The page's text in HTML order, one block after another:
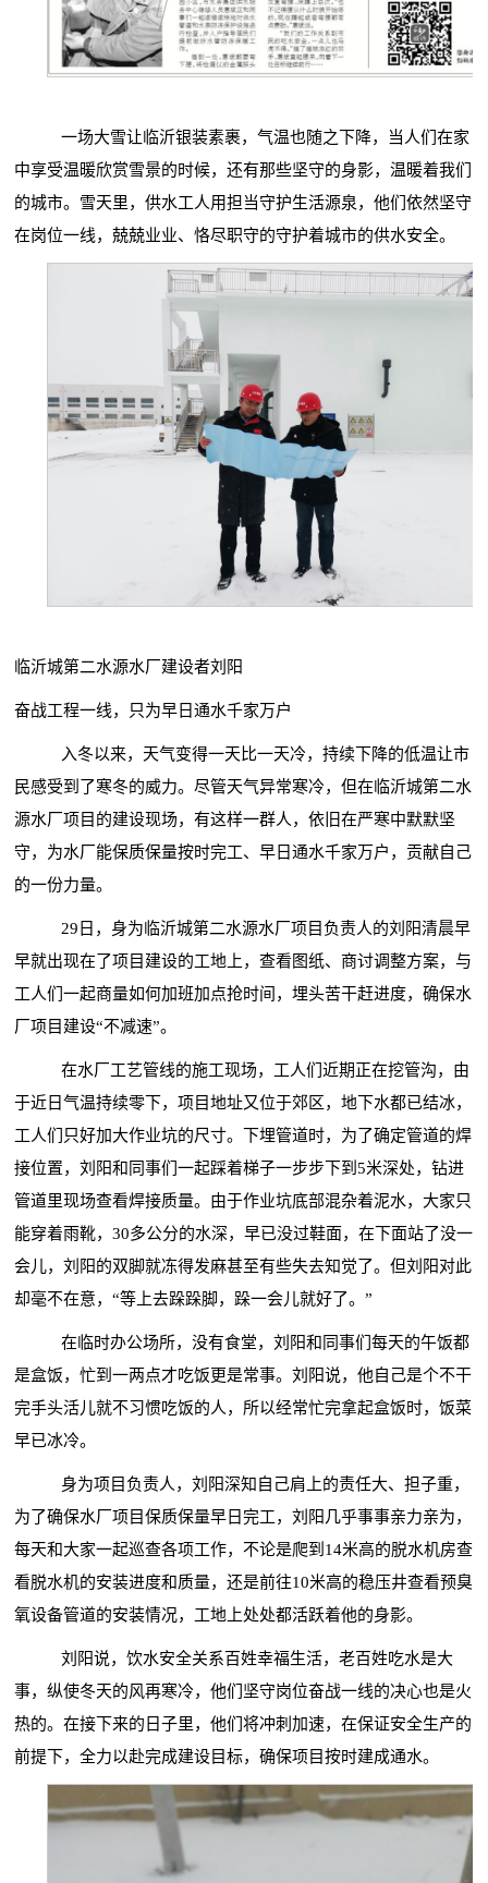
一场大雪让临沂银装素裹，气温也随之下降，当人们在家
中享受温暖欣赏雪景的时候，还有那些坚守的身影，温暖着我们
的城市。雪天里，供水工人用担当守护生活源泉，他们依然坚守
在岗位一线，兢兢业业、恪尽职守的守护着城市的供水安全。
临沂城第二水源水厂建设者刘阳
奋战工程一线，只为早日通水千家万户
入冬以来，天气变得一天比一天冷，持续下降的低温让市
民感受到了寒冬的威力。尽管天气异常寒冷，但在临沂城第二水
源水厂项目的建设现场，有这样一群人，依旧在严寒中默默坚
守，为水厂能保质保量按时完工、早日通水千家万户，贡献自己
的一份力量。
29日，身为临沂城第二水源水厂项目负责人的刘阳清晨早
早就出现在了项目建设的工地上，查看图纸、商讨调整方案，与
工人们一起商量如何加班加点抢时间，埋头苦干赶进度，确保水
厂项目建设“不减速”。
在水厂工艺管线的施工现场，工人们近期正在挖管沟，由
于近日气温持续零下，项目地址又位于郊区，地下水都已结冰，
工人们只好加大作业坑的尺寸。下埋管道时，为了确定管道的焊
接位置，刘阳和同事们一起踩着梯子一步步下到5米深处，钻进
管道里现场查看焊接质量。由于作业坑底部混杂着泥水，大家只
能穿着雨靴，30多公分的水深，早已没过鞋面，在下面站了没一
会儿，刘阳的双脚就冻得发麻甚至有些失去知觉了。但刘阳对此
却毫不在意，“等上去跺跺脚，跺一会儿就好了。”
在临时办公场所，没有食堂，刘阳和同事们每天的午饭都
是盒饭，忙到一两点才吃饭更是常事。刘阳说，他自己是个不干
完手头活儿就不习惯吃饭的人，所以经常忙完拿起盒饭时，饭菜
早已冰冷。
身为项目负责人，刘阳深知自己肩上的责任大、担子重，
为了确保水厂项目保质保量早日完工，刘阳几乎事事亲力亲为，
每天和大家一起巡查各项工作，不论是爬到 14米高的脱水机房查
看脱水机的安装进度和质量，还是前往10米高的稳压井查看预臭
氧设备管道的安装情况，工地上处处都活跃着他的身影。
刘阳说，饮水安全关系百姓幸福生活，老百姓吃水是大
事，纵使冬天的风再寒冷，他们坚守岗位奋战一线的决心也是火
热的。在接下来的日子里，他们将冲刺加速，在保证安全生产的
前提下，全力以赴完成建设目标，确保项目按时建成通水。